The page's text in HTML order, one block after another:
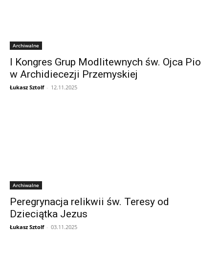
Archiwalne
I Kongres Grup Modlitewnych św. Ojca Pio
w Archidiecezji Przemyskiej
Łukasz Sztolf - 12.11.2025
Archiwalne
Peregrynacja relikwii św. Teresy od
Dzieciątka Jezus
Łukasz Sztolf - 03.11.2025